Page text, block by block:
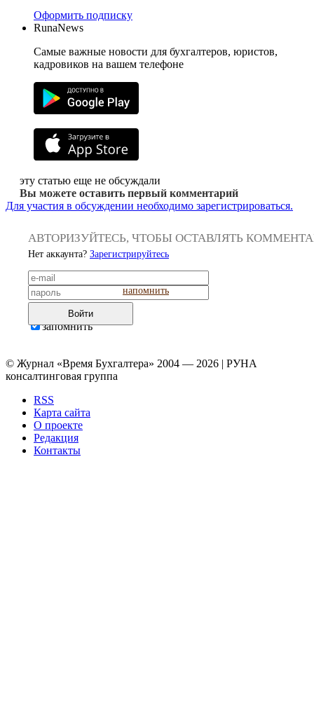
Оформить подписку
RunaNews
Самые важные новости для бухгалтеров, юристов,
кадровиков на вашем телефоне
эту статью еще не обсуждали
Вы можете оставить первый комментарий
Для участия в обсуждении необходимо зарегистрироваться.
АВТОРИЗУЙТЕСЬ, ЧТОБЫ ОСТАВЛЯТЬ
Нет аккаунта? Зарегистрируйтесь
напомнить
Войти
запомнить
© Журнал «Время Бухгалтера» 2004 — 2026 | РУНА
консалтинговая группа
RSS
Карта сайта
О проекте
Редакция
Контакты